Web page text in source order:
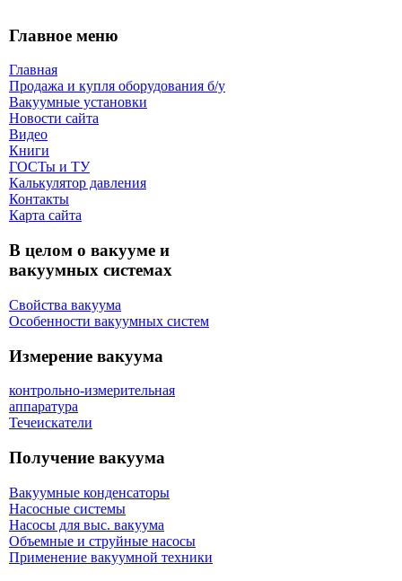
Главное меню
Главная
Продажа и купля оборудования б/y
Вакуумные установки
Новости сайта
Видео
Книги
ГОСТы и ТУ
Калькулятор давления
Контакты
Карта сaйта
В целом о вакууме и
вакуумных системах
Свойства вакуума
Особенности вакуумных систем
Измерение вакуума
контрольно-измерительная
аппаратура
Течеискатели
Получение вакуума
Вакуумные конденсаторы
Насосные системы
Насосы для выс. вакуума
Объемные и струйные насосы
Применение вакуумной техники